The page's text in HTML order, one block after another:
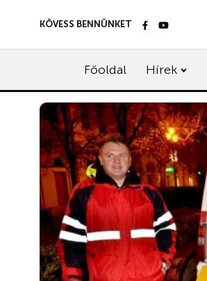
KÖVESS BENNÜNKET
Főoldal Hírek